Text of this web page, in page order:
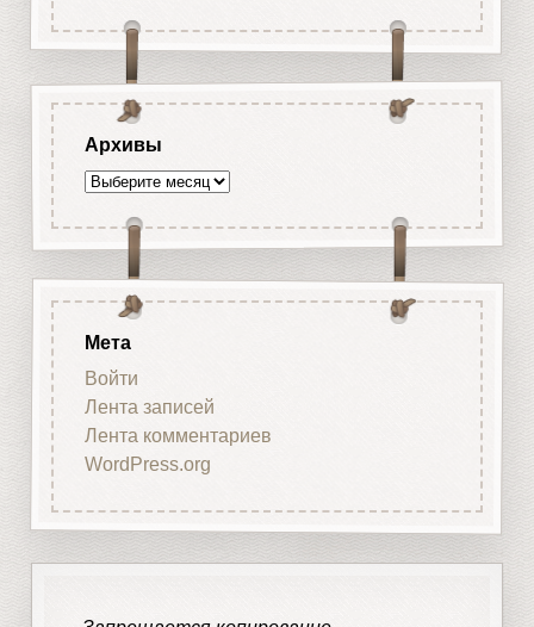
Архивы
Архивы
Мета
Войти
Лента записей
Лента комментариев
WordPress.org